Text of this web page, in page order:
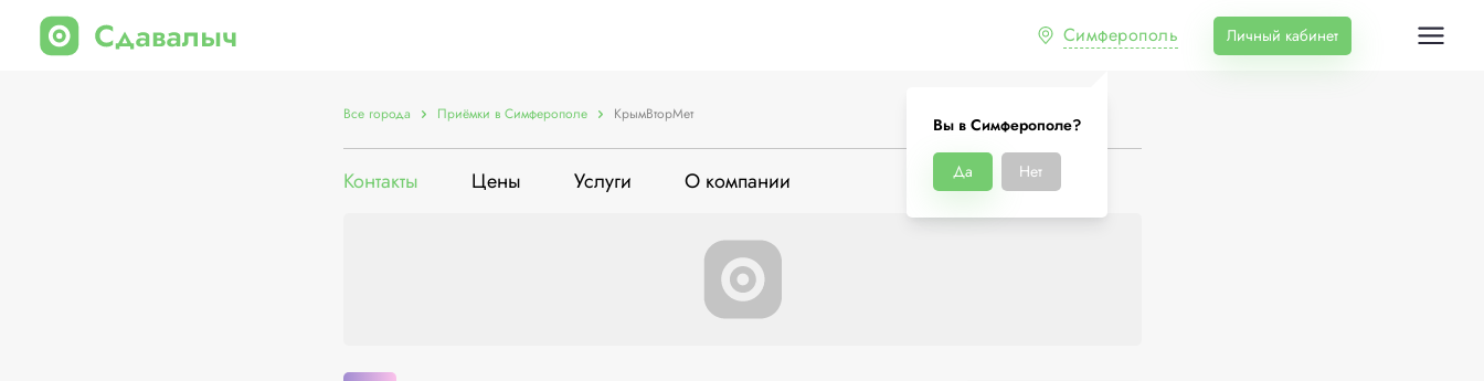
Симферополь
Вы в Симферополе?
Да Нет
Личный кабинет
Все города Приёмки в Симферополе КрымВторМет
Контакты Цены Услуги О компании